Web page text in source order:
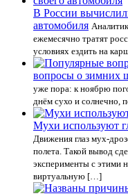
В России
автомобиля
ежемесячно тратят
условиях ездить на
вопросы о зимних
уже пора: к ноябрю
днём сухо и солнечно,
Мухи используют
Движения глаз мух-
полета. Такой вывод
эксперименты с этими
виртуальную […]